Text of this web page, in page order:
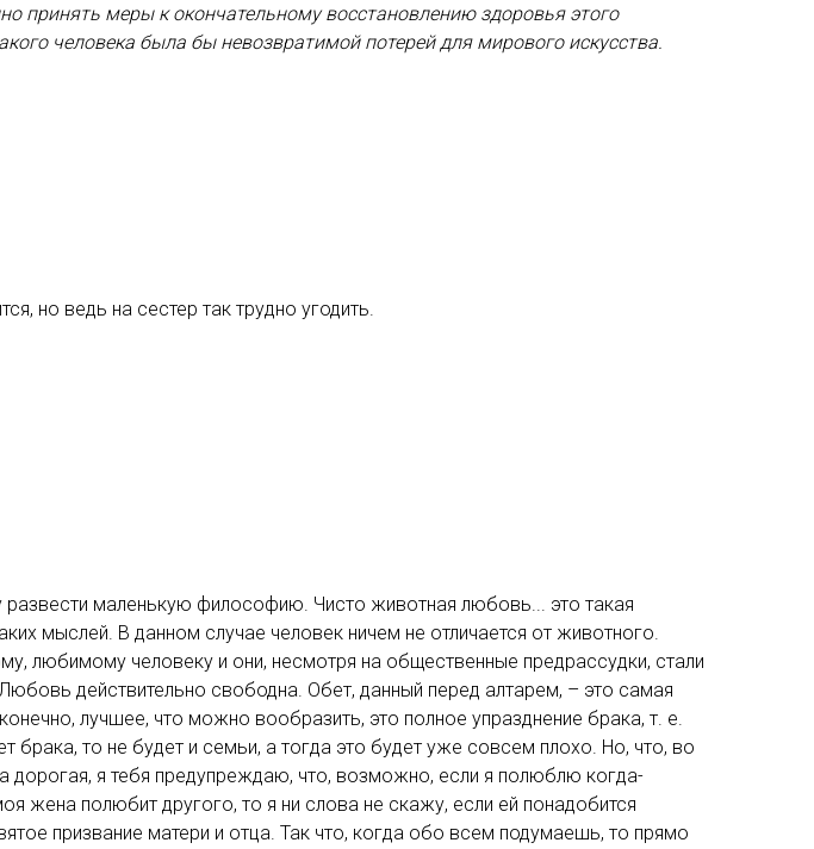
принять меры к окончательному восстановлению здоровья этого
человека была бы невозвратимой потерей для мирового искусства.
но ведь на сестер так трудно угодить.
маленькую философию. Чисто животная любовь... это такая
мыслей. В данном случае человек ничем не отличается от животного.
любимому человеку и они, несмотря на общественные предрассудки, стали
действительно свободна. Обет, данный перед алтарем, – это самая
лучшее, что можно вообразить, это полное упразднение брака, т. е.
брака, то не будет и семьи, а тогда это будет уже совсем плохо. Но, что, во
я тебя предупреждаю, что, возможно, если я полюблю когда-
жена полюбит другого, то я ни слова не скажу, если ей понадобится
призвание матери и отца. Так что, когда обо всем подумаешь, то прямо